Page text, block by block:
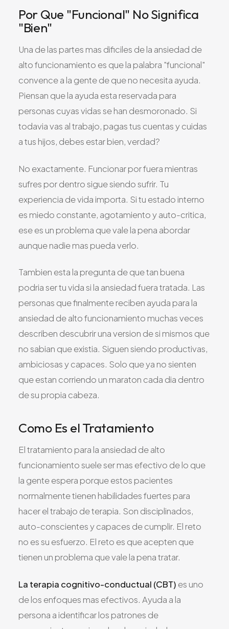
Por Que "Funcional" No Significa
"Bien"
Una de las partes mas dificiles de la ansiedad de
alto funcionamiento es que la palabra "funcional"
convence a la gente de que no necesita ayuda.
Piensan que la ayuda esta reservada para
personas cuyas vidas se han desmoronado. Si
todavia vas al trabajo, pagas tus cuentas y cuidas
a tus hijos, debes estar bien, verdad?
No exactamente. Funcionar por fuera mientras
sufres por dentro sigue siendo sufrir. Tu
experiencia de vida importa. Si tu estado interno
es miedo constante, agotamiento y auto-critica,
ese es un problema que vale la pena abordar
aunque nadie mas pueda verlo.
Tambien esta la pregunta de que tan buena
podria ser tu vida si la ansiedad fuera tratada. Las
personas que finalmente reciben ayuda para la
ansiedad de alto funcionamiento muchas veces
describen descubrir una version de si mismos que
no sabian que existia. Siguen siendo productivas,
ambiciosas y capaces. Solo que ya no sienten
que estan corriendo un maraton cada dia dentro
de su propia cabeza.
Como Es el Tratamiento
El tratamiento para la ansiedad de alto
funcionamiento suele ser mas efectivo de lo que
la gente espera porque estos pacientes
normalmente tienen habilidades fuertes para
hacer el trabajo de terapia. Son disciplinados,
auto-conscientes y capaces de cumplir. El reto
no es su esfuerzo. El reto es que acepten que
tienen un problema que vale la pena tratar.
La terapia cognitivo-conductual (CBT) es uno
de los enfoques mas efectivos. Ayuda a la
persona a identificar los patrones de